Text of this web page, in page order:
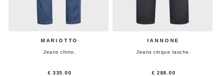
MARIOTTO
Jeans chino.
€ 335.00
IANNONE
Jeans cinque tasche.
€ 288.00